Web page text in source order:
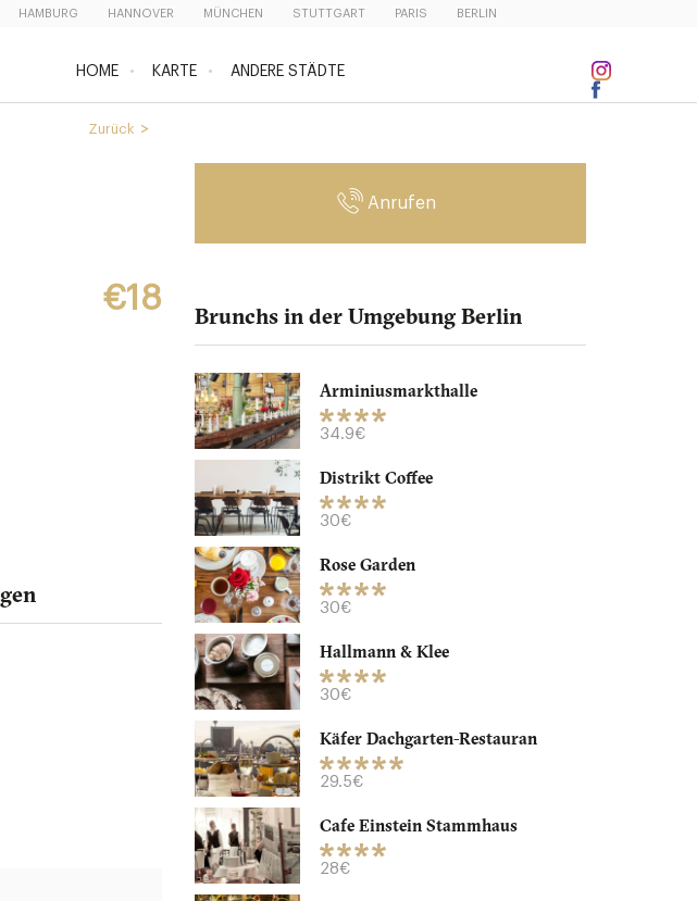
HAMBURG HANNOVER MÜNCHEN STUTTGART PARIS BERLIN
HOME KARTE ANDERE STÄDTE
Zurück
€18
Anrufen
Brunchs in der Umgebung Berlin
Arminiusmarkthalle
34.9€
Distrikt Coffee
30€
Rose Garden
30€
Hallmann & Klee
30€
Käfer Dachgarten-Restauran
29.5€
Cafe Einstein Stammhaus
28€